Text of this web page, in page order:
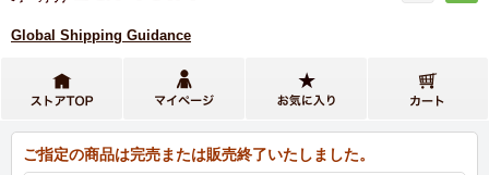
Global Shipping Guidance
ご指定の商品は完売または販売終了いたしました。